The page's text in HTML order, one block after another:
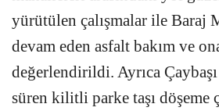
yürütülen çalışmalar ile Baraj
devam eden asfalt bakım ve
değerlendirildi. Ayrıca
süren kilitli parke taşı döşeme